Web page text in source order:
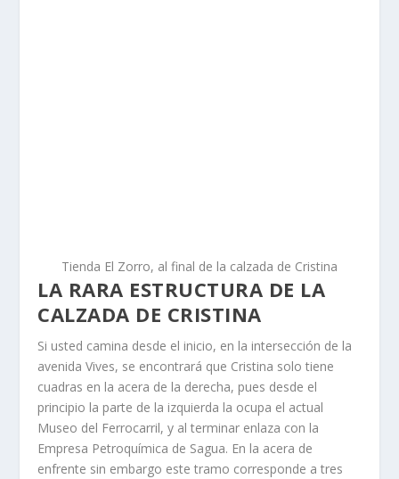
Tienda El Zorro, al final de la calzada de Cristina
LA RARA ESTRUCTURA DE LA
CALZADA DE CRISTINA
Si usted camina desde el inicio, en la intersección de la
avenida Vives, se encontrará que Cristina solo tiene
cuadras en la acera de la derecha, pues desde el
principio la parte de la izquierda la ocupa el actual
Museo del Ferrocarril, y al terminar enlaza con la
Empresa Petroquímica de Sagua. En la acera de
enfrente sin embargo este tramo corresponde a tres